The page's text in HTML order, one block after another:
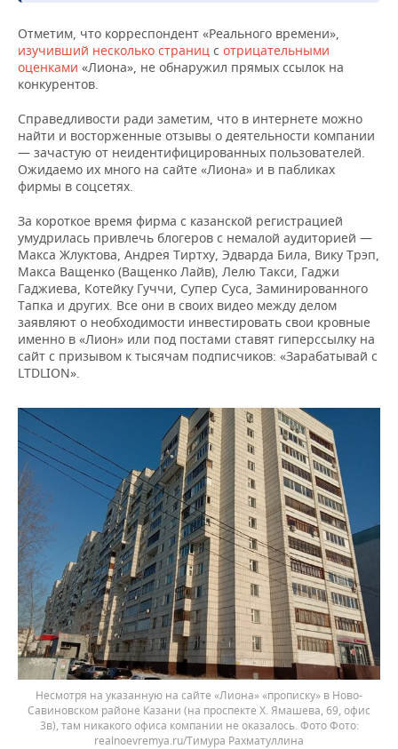
Отметим, что корреспондент «Реального времени»,
изучивший несколько страниц с отрицательными
оценками «Лиона», не обнаружил прямых ссылок на
конкурентов.
Справедливости ради заметим, что в интернете можно
найти и восторженные отзывы о деятельности компании
— зачастую от неидентифицированных пользователей.
Ожидаемо их много на сайте «Лиона» и в пабликах
фирмы в соцсетях.
За короткое время фирма с казанской регистрацией
умудрилась привлечь блогеров с немалой аудиторией —
Макса Жлуктова, Андрея Тиртху, Эдварда Била, Вику Трэп,
Макса Ващенко (Ващенко Лайв), Лелю Такси, Гаджи
Гаджиева, Котейку Гуччи, Супер Суса, Заминированного
Тапка и других. Все они в своих видео между делом
заявляют о необходимости инвестировать свои кровные
именно в «Лион» или под постами ставят гиперссылку на
сайт с призывом к тысячам подписчиков: «Зарабатывай с
LTDLION».
Несмотря на указанную на сайте «Лиона» «прописку» в Ново-
Савиновском районе Казани (на проспекте Х. Ямашева, 69, офис
3в), там никакого офиса компании не оказалось. Фото
realnoevremya.ru/Тимура Рахматуллина